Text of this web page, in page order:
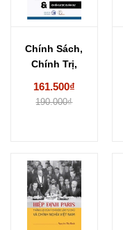
Chính Sách,
Chính Trị,
161.500₫
190.000₫